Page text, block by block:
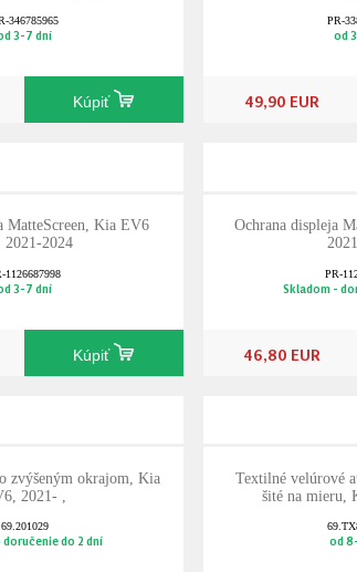
346785965
3-7 dní
Kúpiť
PR-
od
49,90 EUR
MatteScreen, Kia EV6
2021-2024
1126687998
3-7 dní
Kúpiť
Ochrana displeja
PR-
Skladom -
46,80 EUR
zvýšeným okrajom, Kia
2021- ,
69.201029
doručenie do 2 dní
Textilné velúrové
šité na mieru,
od